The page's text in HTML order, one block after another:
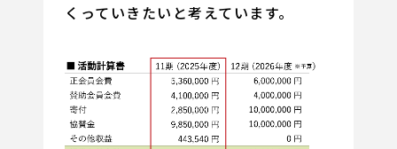
くっていきたいと考えています。